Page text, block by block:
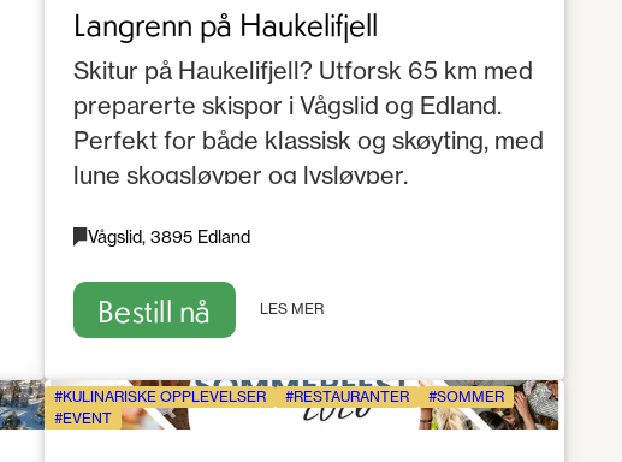
Langrenn på Haukelifjell
Skitur på Haukelifjell? Utforsk 65 km med
preparerte skispor i Vågslid og Edland.
Perfekt for både klassisk og skøyting, med
lune skogsløyper og lysløyper.
Vågslid, 3895 Edland
Bestill nå LES MER
KULINARISKE OPPLEVELSER RESTAURANTER
SOMMER
EVENT